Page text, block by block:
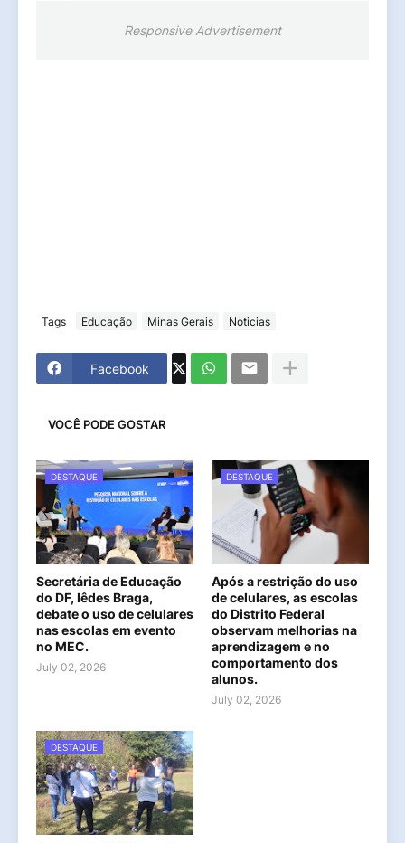
Responsive Advertisement
Tags Educação Minas Gerais Noticias
Facebook
VOCÊ PODE GOSTAR
DESTAQUE
Secretária de Educação
do DF, Iêdes Braga,
debate o uso de celulares
nas escolas em evento
no MEC.
July 02, 2026
DESTAQUE
Após a restrição do uso
de celulares, as escolas
do Distrito Federal
observam melhorias na
aprendizagem e no
comportamento dos
alunos.
July 02, 2026
DESTAQUE